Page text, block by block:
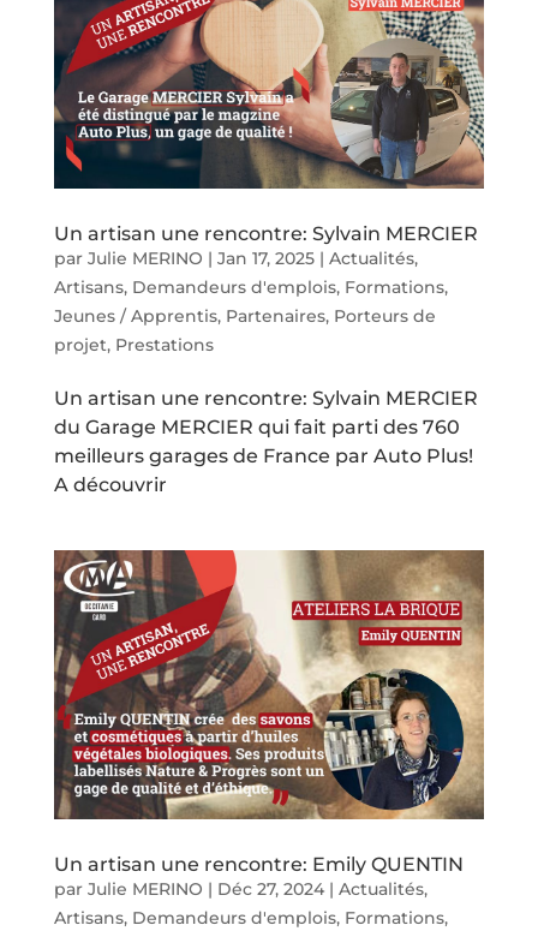
Un artisan une rencontre: Sylvain MERCIER
par Julie MERINO | Jan 17, 2025| Actualités,
Artisans, Demandeurs d'emplois, Formations,
Jeunes / Apprentis, Partenaires, Porteurs de
projet, Prestations
Un artisan une rencontre: Sylvain MERCIER
du Garage MERCIER qui fait parti des 760
meilleurs garages de France par Auto Plus!
A découvrir
Un artisan une rencontre: Emily QUENTIN
par Julie MERINO | Déc 27, 2024| Actualités,
Artisans, Demandeurs d'emplois, Formations,